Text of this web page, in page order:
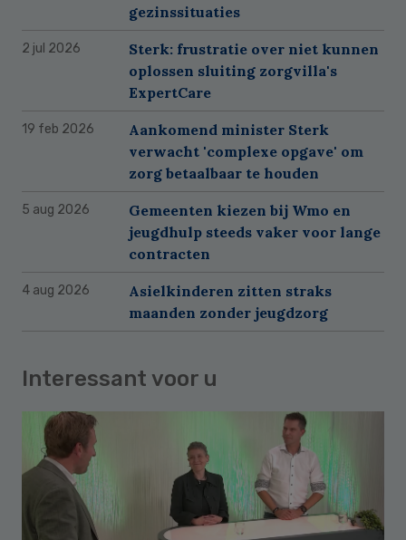
gezinssituaties
2 jul 2026
Sterk: frustratie over niet kunnen
oplossen sluiting zorgvilla's
ExpertCare
19 feb 2026
Aankomend minister Sterk
verwacht 'complexe opgave' om
zorg betaalbaar te houden
5 aug 2026
Gemeenten kiezen bij Wmo en
jeugdhulp steeds vaker voor lange
contracten
4 aug 2026
Asielkinderen zitten straks
maanden zonder jeugdzorg
Interessant voor u